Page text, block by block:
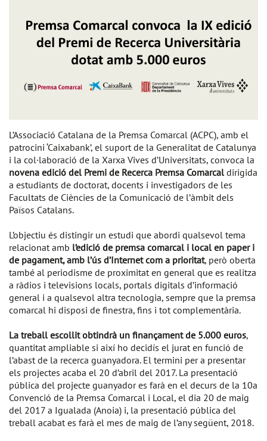
L’Associació Catalana de la Premsa Comarcal (ACPC), amb el
patrocini ‘Caixabank’, el suport de la Generalitat de Catalunya
i la col·laboració de la Xarxa Vives d’Universitats, convoca la
novena edició del Premi de Recerca Premsa Comarcaldirigida
a estudiants de doctorat, docents i investigadors de les
Facultats de Ciències de la Comunicació de l’àmbit dels
Països Catalans.
L’objectiu és distingir un estudi que abordi qualsevol tema
relacionat amb l’edició de premsa comarcal i local en paper i
de pagament, amb l’ús d’Internet com a prioritat, però oberta
també al periodisme de proximitat en general que es realitza
a ràdios i televisions locals, portals digitals d’informació
general i a qualsevol altra tecnologia, sempre que la premsa
comarcal hi disposi de finestra, fins i tot complementària.
La treball escollit obtindrà un finançament de 5.000 euros,
quantitat ampliable si així ho decidís el jurat en funció de
l’abast de la recerca guanyadora. El termini per a presentar
els projectes acaba el 20 d’abril del 2017. La presentació
pública del projecte guanyador es farà en el decurs de la 10a
Convenció de la Premsa Comarcal i Local, el dia 20 de maig
del 2017 a Igualada (Anoia) i, la presentació pública del
treball acabat es farà el mes de maig de l’any següent, 2018.